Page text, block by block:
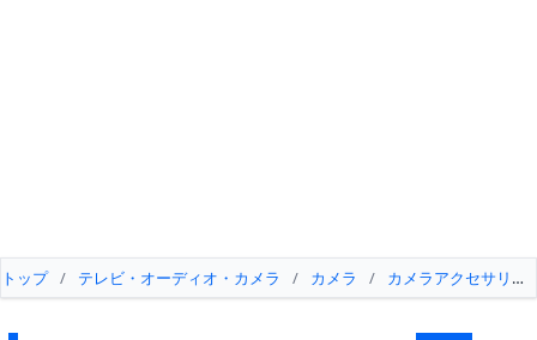
トップ / テレビ・オーディオ・カメラ / カメラ / カメラアクセサリー